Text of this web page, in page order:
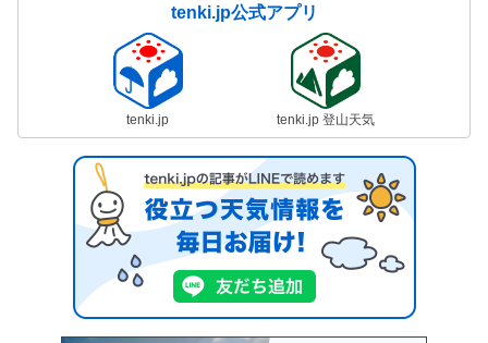
tenki.jp公式アプリ
tenki.jp tenki.jp 登山天気